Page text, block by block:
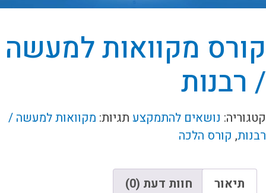
קורס מקוואות למעשה
/ רבנות
קטגוריה: נושאים להתמקצע תגיות: מקוואות למעשה /
רבנות, קורס הלכה
תיאור חוות דעת (0)